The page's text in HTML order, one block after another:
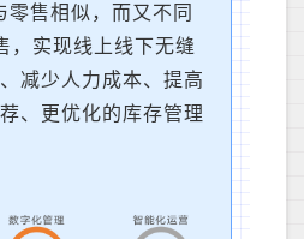
零售相似，而又不同
，实现线上线下无缝
减少人力成本、提高
、更优化的库存管理